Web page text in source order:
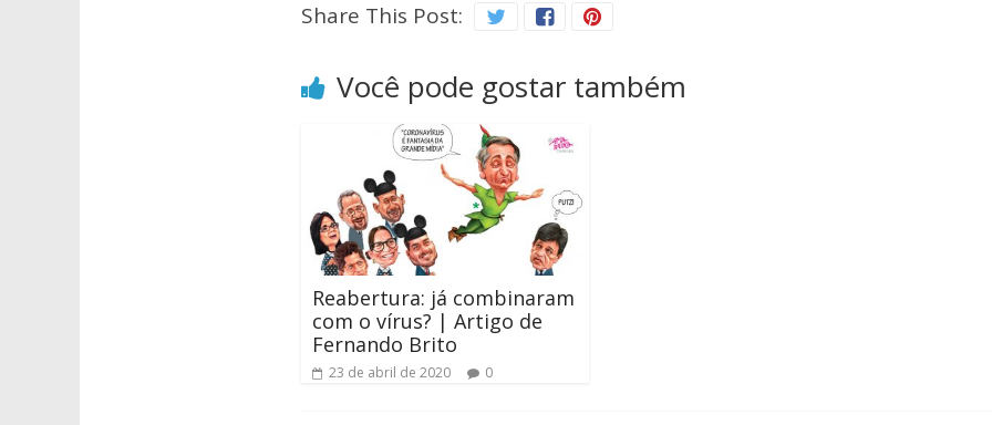
Share This Post:
Você pode gostar também
Reabertura: já combinaram
com o vírus? | Artigo de
Fernando Brito
23 de abril de 2020 0